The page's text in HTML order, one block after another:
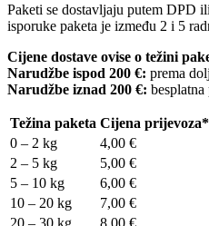
Paketi se dostavljaju putem DPD
isporuke paketa je između 2 i 5
Cijene dostave ovise o težini
Narudžbe ispod 200 €: prema
Narudžbe iznad 200 €: besplatna
Težina paketa Cijena prijevoza*
0 – 2 kg
4,00 €
2 – 5 kg
5,00 €
5 – 10 kg
6,00 €
10 – 20 kg
7,00 €
20 – 30 kg
8,00 €